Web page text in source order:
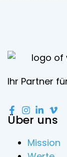
Ihr Partner
Über uns
Mission